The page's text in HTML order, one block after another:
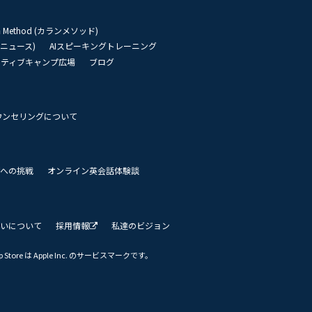
Method (カランメソッド)
ュース)
AIスピーキングトレーニング
ィブキャンプ広場
ブログ
ンセリングについて
の挑戦
オンライン英会話体験談
について 採用情報 私達のビジョン
は Apple Inc. のサービスマークです。